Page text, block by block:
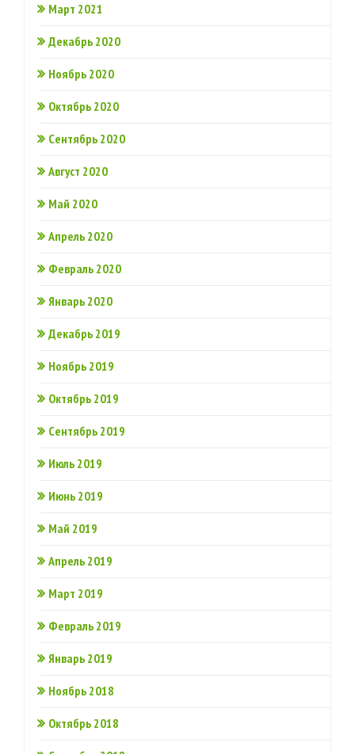
Март 2021
Декабрь 2020
Ноябрь 2020
Октябрь 2020
Сентябрь 2020
Август 2020
Май 2020
Апрель 2020
Февраль 2020
Январь 2020
Декабрь 2019
Ноябрь 2019
Октябрь 2019
Сентябрь 2019
Июль 2019
Июнь 2019
Май 2019
Апрель 2019
Март 2019
Февраль 2019
Январь 2019
Ноябрь 2018
Октябрь 2018